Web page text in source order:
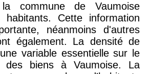
la commune de Vaumoise
habitants. Cette information
néanmoins d'autres
également. La densité de
variable essentielle sur le
biens à Vaumoise. La